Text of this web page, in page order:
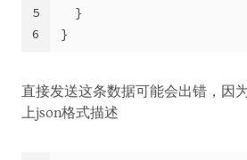
5
6
}
}
直接发送这条数据可能会出错，因
上json格式描述